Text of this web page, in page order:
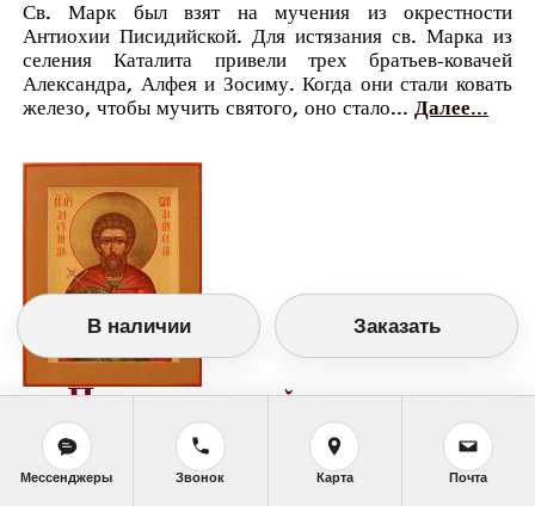
Св. Марк был взят на мучения из окрестности
Антиохии Писидийской. Для истязания св. Марка из
селения Каталита привели трех братьев-ковачей
Александра, Алфея и Зосиму. Когда они стали ковать
железо, чтобы мучить святого, оно стало... Далее...
Православный календарь
<< Среда, 11 Октября (28 Сентября по старому
стилю)
>>
В наличии Заказать
Мессенджеры Звонок Карта Почта